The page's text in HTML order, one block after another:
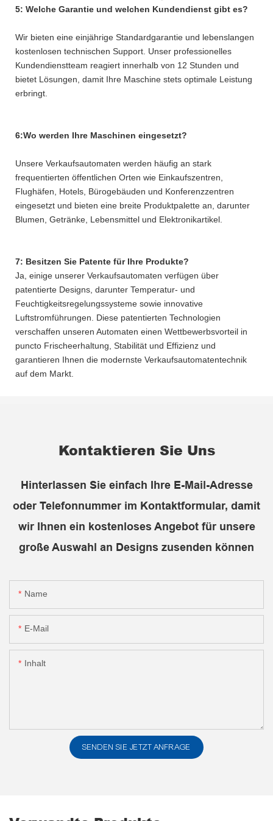
5: Welche Garantie und welchen Kundendienst gibt es?
Wir bieten eine einjährige Standardgarantie und lebenslangen
kostenlosen technischen Support. Unser professionelles
Kundendienstteam reagiert innerhalb von 12 Stunden und
bietet Lösungen, damit Ihre Maschine stets optimale Leistung
erbringt.
6:Wo werden Ihre Maschinen eingesetzt?
Unsere Verkaufsautomaten werden häufig an stark
frequentierten öffentlichen Orten wie Einkaufszentren,
Flughäfen, Hotels, Bürogebäuden und Konferenzzentren
eingesetzt und bieten eine breite Produktpalette an, darunter
Blumen, Getränke, Lebensmittel und Elektronikartikel.
7: Besitzen Sie Patente für Ihre Produkte?
Ja, einige unserer Verkaufsautomaten verfügen über
patentierte Designs, darunter Temperatur- und
Feuchtigkeitsregelungssysteme sowie innovative
Luftstromführungen. Diese patentierten Technologien
verschaffen unseren Automaten einen Wettbewerbsvorteil in
puncto Frischeerhaltung, Stabilität und Effizienz und
garantieren Ihnen die modernste Verkaufsautomatentechnik
auf dem Markt.
Kontaktieren Sie Uns
Hinterlassen Sie einfach Ihre E-Mail-Adresse
oder Telefonnummer im Kontaktformular, damit
wir Ihnen ein kostenloses Angebot für unsere
große Auswahl an Designs zusenden können
Name
E-Mail
Inhalt
SENDEN SIE JETZT ANFRAGE